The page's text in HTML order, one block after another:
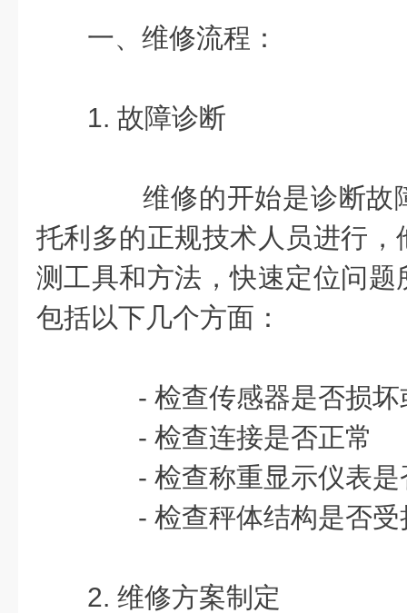
一、维修流程：
1. 故障诊断
维修的开始是诊断故
托利多的正规技术人员进行
测工具和方法，快速定位问
包括以下几个方面：
- 检查传感器是否损坏
- 检查连接是否正常
- 检查称重显示仪表是
- 检查秤体结构是否受
2. 维修方案制定